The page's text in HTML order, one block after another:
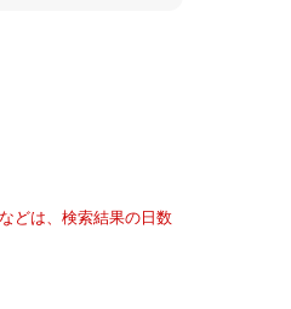
どは、検索結果の日数